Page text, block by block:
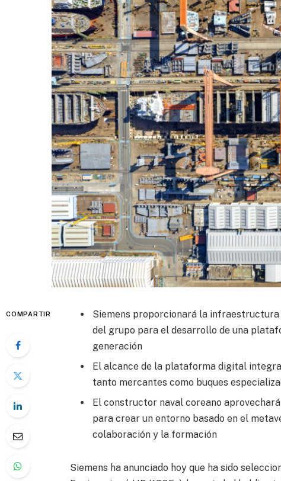
COMPARTIR
Siemens proporcionará la
del grupo para el desarrollo de una
generación
El alcance de la plataforma digital
tanto mercantes como buques
El constructor naval coreano
para crear un entorno basado en el
colaboración y la formación
Siemens ha anunciado hoy que ha sido